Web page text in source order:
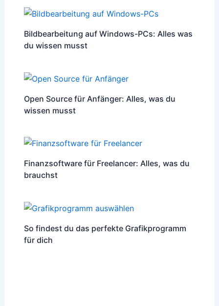
Bildbearbeitung auf Windows-PCs: Alles was
du wissen musst
Open Source für Anfänger: Alles, was du
wissen musst
Finanzsoftware für Freelancer: Alles, was du
brauchst
So findest du das perfekte Grafikprogramm
für dich